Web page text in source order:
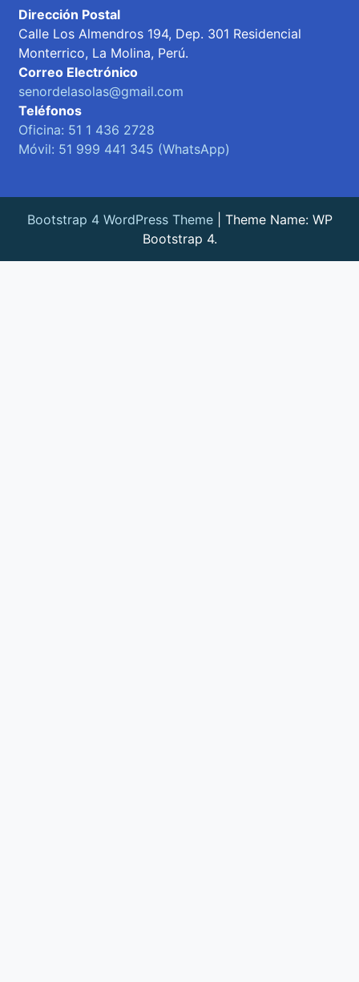
Dirección Postal
Calle Los Almendros 194, Dep. 301 Residencial
Monterrico, La Molina, Perú.
Correo Electrónico
senordelasolas@gmail.com
Teléfonos
Oficina: 51 1 436 2728
Móvil: 51 999 441 345 (WhatsApp)
Bootstrap 4 WordPress Theme
Theme Name: WP
Bootstrap 4.